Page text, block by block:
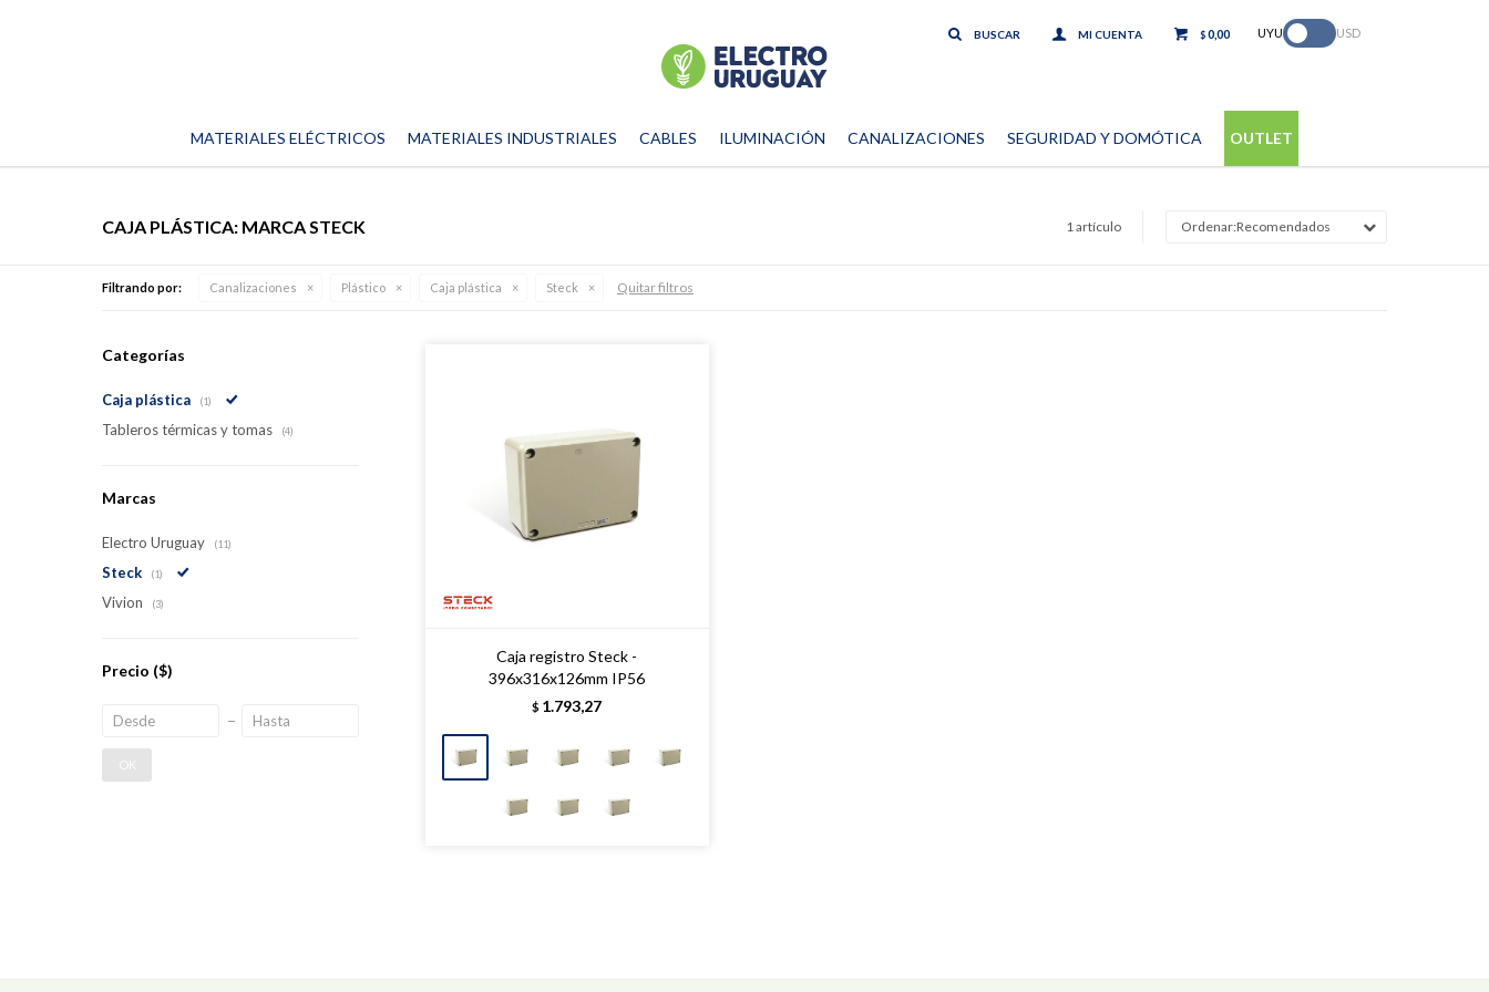
MATERIALES ELÉCTRICOS MATERIALES INDUSTRIALES CABLES ILUMINACIÓN CANALIZACIONES SEGURIDAD Y DOMÓTICA OUTLET
$0,00 UYU USD
1 artículo Recomendados
CAJA PLÁSTICA: MARCA STECK
Filtrando por: Canalizaciones Plástico Caja plástica Steck Quitar filtros
Caja registro Steck -
396x316x126mm IP56
$ 1.793,27
Categorías
Caja plástica (1)
Tableros térmicas y tomas (4)
Marcas
Electro Uruguay (11)
Steck (1)
Vivion (3)
Precio ($)
OK